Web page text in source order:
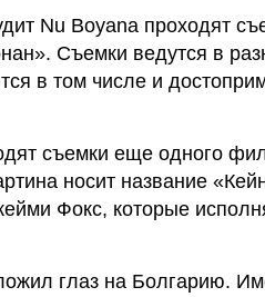
Nu Boyanа проходят
Съемки ведутся в
в том числе и
съемки еще одного
носит название
Фокс, которые
глаз на Болгарию.